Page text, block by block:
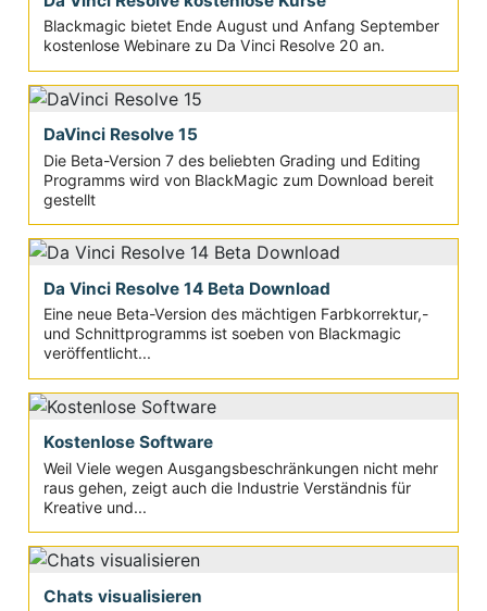
Blackmagic bietet Ende August und Anfang September
kostenlose Webinare zu Da Vinci Resolve 20 an.
DaVinci Resolve 15
Die Beta-Version 7 des beliebten Grading und Editing
Programms wird von BlackMagic zum Download bereit
gestellt
Da Vinci Resolve 14 Beta Download
Eine neue Beta-Version des mächtigen Farbkorrektur,-
und Schnittprogramms ist soeben von Blackmagic
veröffentlicht...
Kostenlose Software
Weil Viele wegen Ausgangsbeschränkungen nicht mehr
raus gehen, zeigt auch die Industrie Verständnis für
Kreative und...
Chats visualisieren